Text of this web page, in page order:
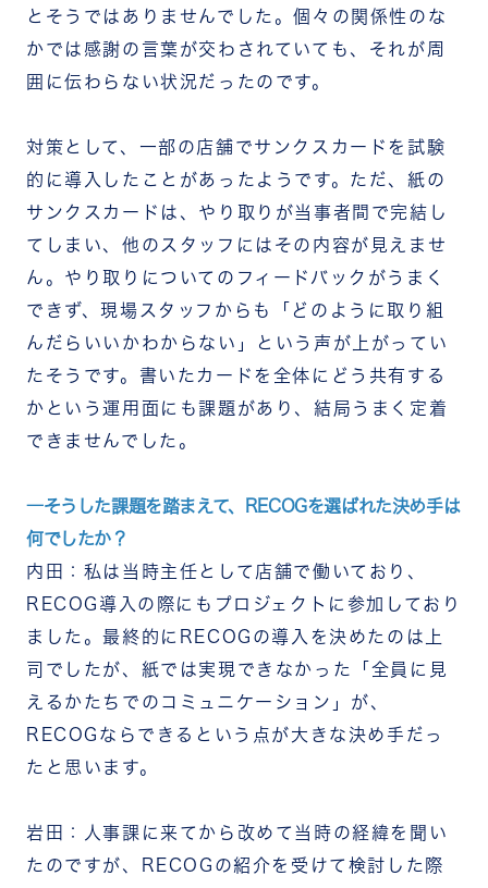
とそうではありませんでした。個々の関係性のな
かでは感謝の言葉が交わされていても、それが周
囲に伝わらない状況だったのです。
対策として、一部の店舗でサンクスカードを試験
的に導入したことがあったようです。ただ、紙の
サンクスカードは、やり取りが当事者間で完結し
てしまい、他のスタッフにはその内容が見えませ
ん。やり取りについてのフィードバックがうまく
できず、現場スタッフからも「どのように取り組
んだらいいかわからない」という声が上がってい
たそうです。書いたカードを全体にどう共有する
かという運用面にも課題があり、結局うまく定着
できませんでした。
―そうした課題を踏まえて、RECOGを選ばれた決め手は
何でしたか？
内田：私は当時主任として店舗で働いており、
RECOG導入の際にもプロジェクトに参加しており
ました。最終的にRECOGの導入を決めたのは上
司でしたが、紙では実現できなかった「全員に見
えるかたちでのコミュニケーション」が、
RECOGならできるという点が大きな決め手だっ
たと思います。
岩田：人事課に来てから改めて当時の経緯を聞い
たのですが、RECOGの紹介を受けて検討した際